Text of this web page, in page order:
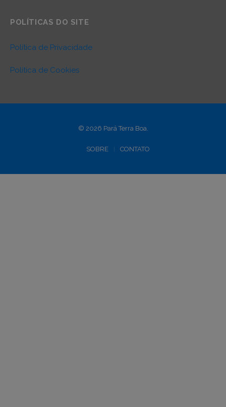
POLÍTICAS DO SITE
Política de Privacidade
Política de Cookies
© 2026 Pará Terra Boa.
SOBRE CONTATO